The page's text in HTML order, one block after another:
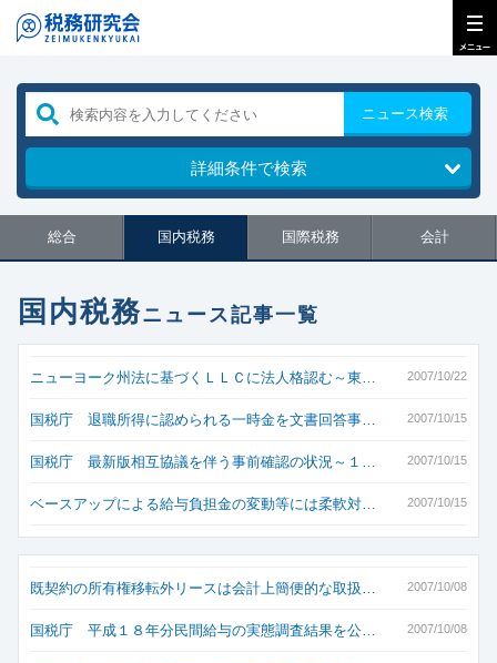
ニュース検索
詳細条件で検索
総合 国内税務 国際税務 会計
国内税務ニュース記事一覧
2007/10/22
ニューヨーク州法に基づくＬＬＣに法人格認む～東…
2007/10/15
国税庁 退職所得に認められる一時金を文書回答事…
2007/10/15
国税庁 最新版相互協議を伴う事前確認の状況～１…
2007/10/15
ベースアップによる給与負担金の変動等には柔軟対…
2007/10/08
既契約の所有権移転外リースは会計上簡便的な取扱…
2007/10/08
国税庁 平成１８年分民間給与の実態調査結果を公…